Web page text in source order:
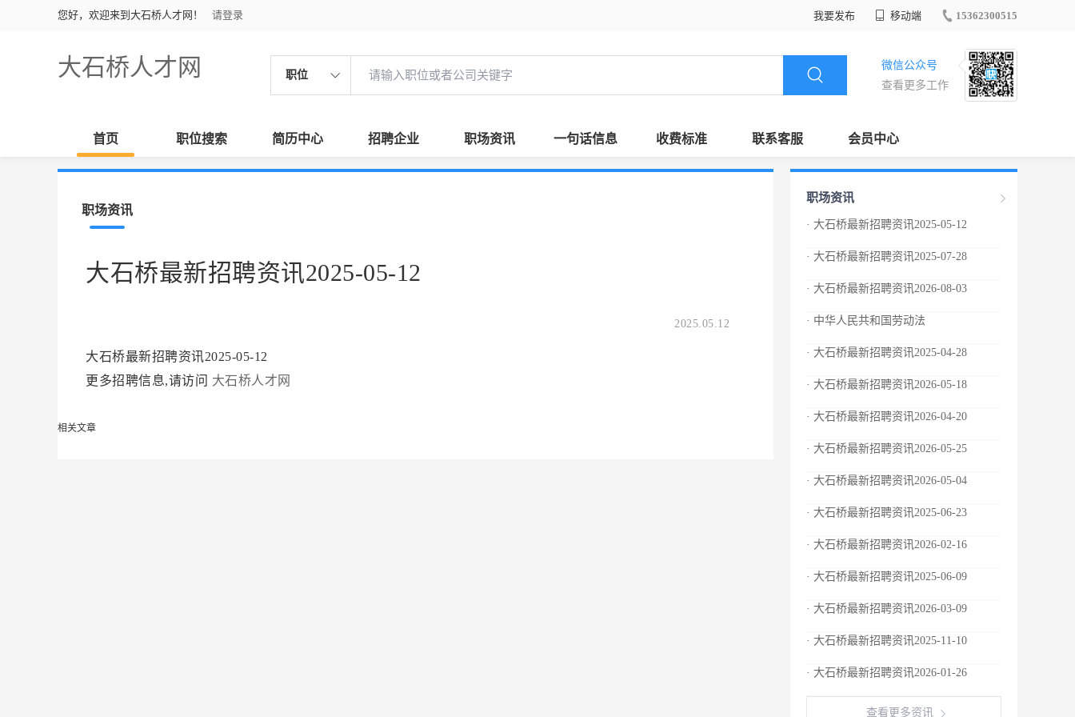
您好，欢迎来到大石桥人才网！ 请登录 我要发布 移动端 15362300515
大石桥人才网 职位
微信公众号
查看更多工作
首页 职位搜索 简历中心 招聘企业 职场资讯 一句话信息 收费标准 联系客服 会员中心
职场资讯
大石桥最新招聘资讯2025-05-12
2025.05.12
大石桥最新招聘资讯2025-05-12
更多招聘信息,请访问 大石桥人才网
相关文章
职场资讯
· 大石桥最新招聘资讯2025-05-12
· 大石桥最新招聘资讯2025-07-28
· 大石桥最新招聘资讯2026-08-03
· 中华人民共和国劳动法
· 大石桥最新招聘资讯2025-04-28
· 大石桥最新招聘资讯2026-05-18
· 大石桥最新招聘资讯2026-04-20
· 大石桥最新招聘资讯2026-05-25
· 大石桥最新招聘资讯2026-05-04
· 大石桥最新招聘资讯2025-06-23
· 大石桥最新招聘资讯2026-02-16
· 大石桥最新招聘资讯2025-06-09
· 大石桥最新招聘资讯2026-03-09
· 大石桥最新招聘资讯2025-11-10
· 大石桥最新招聘资讯2026-01-26
查看更多资讯